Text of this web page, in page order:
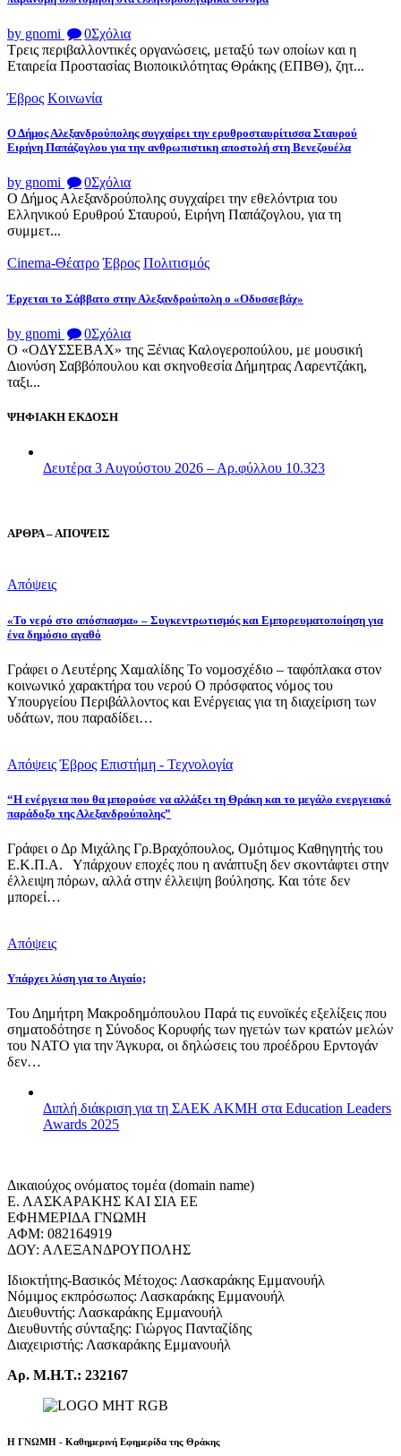
by gnomi 0Σχόλια
Τρεις περιβαλλοντικές οργανώσεις, μεταξύ των οποίων και η
Εταιρεία Προστασίας Βιοποικιλότητας Θράκης (ΕΠΒΘ), ζητ...
Έβρος Κοινωνία
Ο Δήμος Αλεξανδρούπολης συγχαίρει την ερυθροσταυρίτισσα Σταυρού
Ειρήνη Παπάζογλου για την ανθρωπιστικη αποστολή στη Βενεζουέλα
by gnomi 0Σχόλια
Ο Δήμος Αλεξανδρούπολης συγχαίρει την εθελόντρια του
Ελληνικού Ερυθρού Σταυρού, Ειρήνη Παπάζογλου, για τη
συμμετ...
Cinema-Θέατρο Έβρος Πολιτισμός
Έρχεται το Σάββατο στην Αλεξανδρούπολη ο «Οδυσσεβάχ»
by gnomi 0Σχόλια
Ο «ΟΔΥΣΣΕΒΑΧ» της Ξένιας Καλογεροπούλου, με μουσική
Διονύση Σαββόπουλου και σκηνοθεσία Δήμητρας Λαρεντζάκη,
ταξι...
ΨΗΦΙΑΚΗ ΕΚΔΟΣΗ
Δευτέρα 3 Αυγούστου 2026 – Αρ.φύλλου 10.323
ΑΡΘΡΑ – ΑΠΟΨΕΙΣ
Απόψεις
«Το νερό στο απόσπασμα» – Συγκεντρωτισμός και Εμπορευματοποίηση για
ένα δημόσιο αγαθό
Γράφει ο Λευτέρης Χαμαλίδης Το νομοσχέδιο – ταφόπλακα στον
κοινωνικό χαρακτήρα του νερού Ο πρόσφατος νόμος του
Υπουργείου Περιβάλλοντος και Ενέργειας για τη διαχείριση των
υδάτων, που παραδίδει…
Απόψεις Έβρος Επιστήμη - Τεχνολογία
“Η ενέργεια που θα μπορούσε να αλλάξει τη Θράκη και το μεγάλο ενεργειακό
παράδοξο της Αλεξανδρούπολης”
Γράφει ο Δρ Μιχάλης Γρ.Βραχόπουλος, Ομότιμος Καθηγητής του
Ε.Κ.Π.Α. Υπάρχουν εποχές που η ανάπτυξη δεν σκοντάφτει στην
έλλειψη πόρων, αλλά στην έλλειψη βούλησης. Και τότε δεν
μπορεί…
Απόψεις
Υπάρχει λύση για το Αιγαίο;
Του Δημήτρη Μακροδημόπουλου Παρά τις ευνοϊκές εξελίξεις που
σηματοδότησε η Σύνοδος Κορυφής των ηγετών των κρατών μελών
του ΝΑΤΟ για την Άγκυρα, οι δηλώσεις του προέδρου Ερντογάν
δεν…
Διπλή διάκριση για τη ΣΑΕΚ ΑΚΜΗ στα Education Leaders
Awards 2025
Δικαιούχος ονόματος τομέα (domain name)
Ε. ΛΑΣΚΑΡΑΚΗΣ ΚΑΙ ΣΙΑ ΕΕ
ΕΦΗΜΕΡΙΔΑ ΓΝΩΜΗ
ΑΦΜ: 082164919
ΔΟΥ: ΑΛΕΞΑΝΔΡΟΥΠΟΛΗΣ
Ιδιοκτήτης-Βασικός Μέτοχος: Λασκαράκης Εμμανουήλ
Νόμιμος εκπρόσωπος: Λασκαράκης Εμμανουήλ
Διευθυντής: Λασκαράκης Εμμανουήλ
Διευθυντής σύνταξης: Γιώργος Πανταζίδης
Διαχειριστής: Λασκαράκης Εμμανουήλ
Αρ. Μ.Η.Τ.: 232167
Η ΓΝΩΜΗ - Καθημερινή Εφημερίδα της Θράκης